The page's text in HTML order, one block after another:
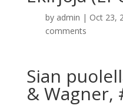
by admin | Oct 23,
comments
Sian
& Wagner,